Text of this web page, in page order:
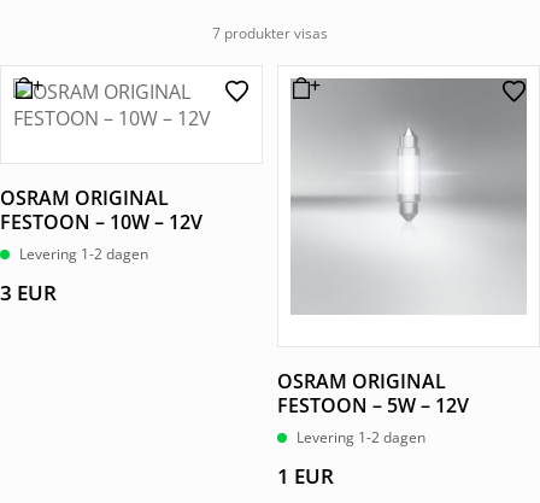
7 produkter visas
OSRAM ORIGINAL
FESTOON – 10W – 12V
Levering 1-2 dagen
3 EUR
OSRAM ORIGINAL
FESTOON – 5W – 12V
Levering 1-2 dagen
1 EUR